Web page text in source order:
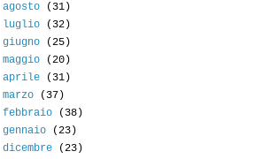
agosto (31)
luglio (32)
giugno (25)
maggio (20)
aprile (31)
marzo (37)
febbraio (38)
gennaio (23)
dicembre (23)